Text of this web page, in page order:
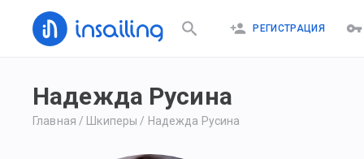
РЕГИСТРАЦИЯ
Надежда Русина
Главная / Шкиперы / Надежда Русина